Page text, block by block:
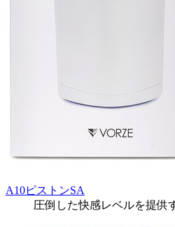
A10ピストンSA
圧倒した快感レベルを提供